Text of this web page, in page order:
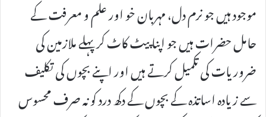
موجود ہیں جو نرم دل، مہربان خو اور علم و معرفت کے
حامل حضرات ہیں جو اپنا پیٹ کاٹ کر پہلے ملازمین کی
ضروریات کی تکمیل کرتے ہیں اور اپنے بچوں کی تکلیف
سے زیادہ اساتذہ کے بچوں کے دکھ درد کو نہ صرف محسوس